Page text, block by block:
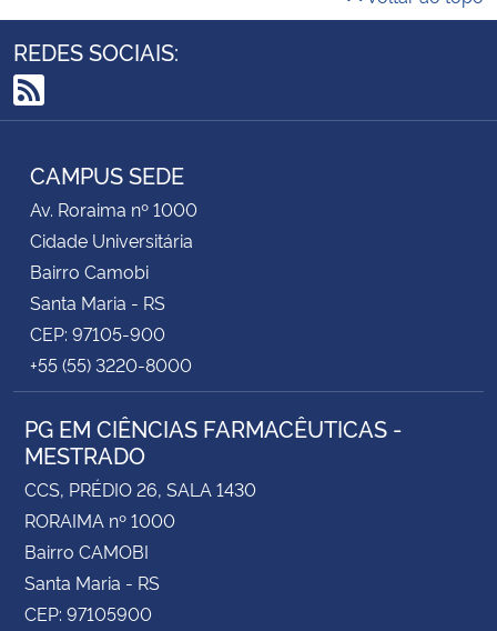
REDES SOCIAIS:
RSS
CAMPUS SEDE
Av. Roraima nº 1000
Cidade Universitária
Bairro Camobi
Santa Maria - RS
CEP: 97105-900
+55 (55) 3220-8000
PG EM CIÊNCIAS FARMACÊUTICAS -
MESTRADO
CCS, PRÉDIO 26, SALA 1430
RORAIMA nº 1000
Bairro CAMOBI
Santa Maria - RS
CEP: 97105900